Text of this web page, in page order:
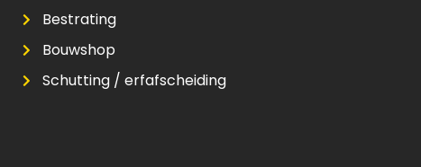
Bestrating
Bouwshop
Schutting / erfafscheiding